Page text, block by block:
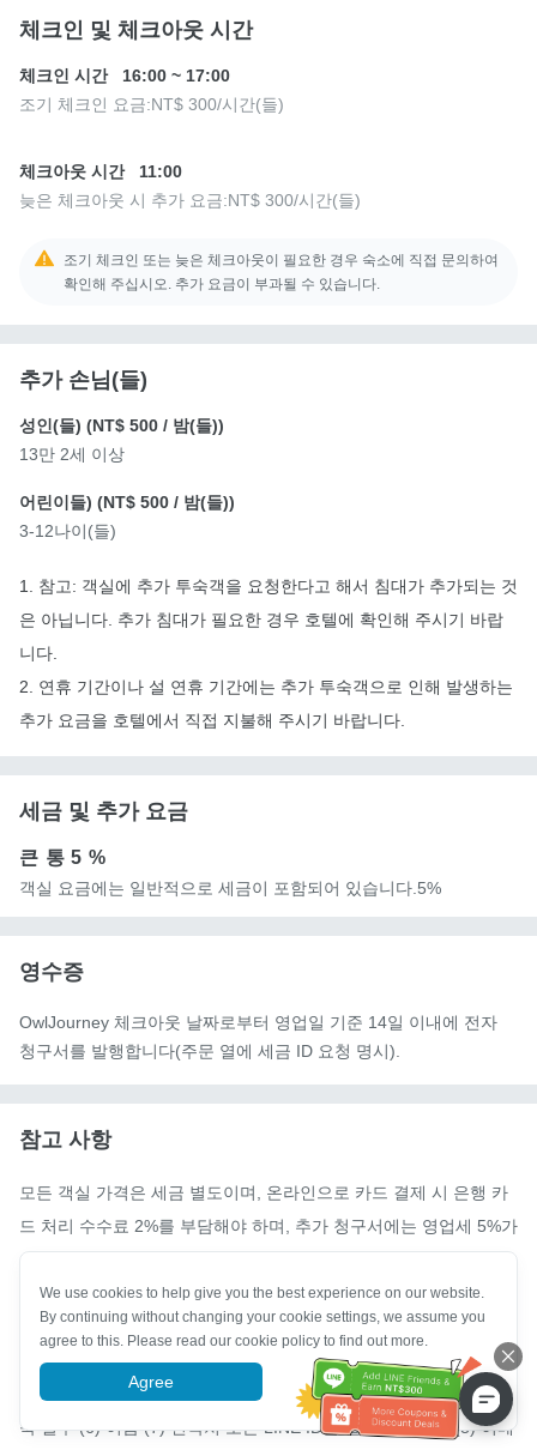
체크인 및 체크아웃 시간
체크인 시간 16:00 ~ 17:00
조기 체크인 요금:NT$ 300/시간(들)
체크아웃 시간
11:00
늦은 체크아웃 시 추가 요금:NT$ 300/시간(들)
조기 체크인 또는 늦은 체크아웃이 필요한 경우 숙소에 직접 문의하여
확인해 주십시오. 추가 요금이 부과될 수 있습니다.
추가 손님(들)
성인(들) (NT$ 500 / 밤(들))
13만 2세 이상
어린이들) (NT$ 500 / 밤(들))
3-12나이(들)
1. 참고: 객실에 추가 투숙객을 요청한다고 해서 침대가 추가되는 것
은 아닙니다. 추가 침대가 필요한 경우 호텔에 확인해 주시기 바랍
니다.
2. 연휴 기간이나 설 연휴 기간에는 추가 투숙객으로 인해 발생하는
추가 요금을 호텔에서 직접 지불해 주시기 바랍니다.
세금 및 추가 요금
큰 통5 %
객실 요금에는 일반적으로 세금이 포함되어 있습니다.5%
영수증
OwlJourney 체크아웃 날짜로부터 영업일 기준 14일 이내에 전자
청구서를 발행합니다(주문 열에 세금 ID 요청 명시).
참고 사항
모든 객실 가격은 세금 별도이며, 온라인으로 카드 결제 시 은행 카
드 처리 수수료 2%를 부담해야 하며, 추가 청구서에는 영업세 5%가
추가로 부과됩니다.
전화 예약 핫라인: 04-25588000 또는 04-25582638
공식 회선 예매 ID : 【@wind1】
이메일:holiinn19@gmail.com
예약 시 (1) 투숙 날짜 (2) 객실 유형 (3) 객실 수 (4) 투숙객 수 (5) 투
숙 일수 (6) 이름 (7) 연락처 또는 LINE ID를 알려주십시오. (8) 이메
We use cookies to help give you the best experience on our website.
By continuing without changing your cookie settings, we assume you
agree to this. Please read our cookie policy to find out more.
Agree More information